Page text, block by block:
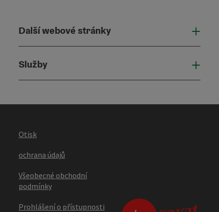
Další webové stránky
Služby
Otisk
ochrana údajů
Všeobecné obchodní
podmínky
Prohlášení o přístupnosti